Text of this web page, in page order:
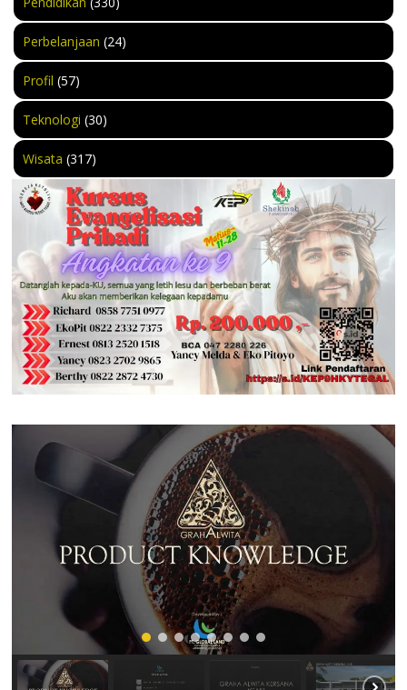
Perbelanjaan (24)
Profil (57)
Teknologi (30)
Wisata (317)